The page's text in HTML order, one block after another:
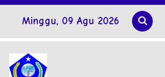
Minggu, 09 Agu 2026